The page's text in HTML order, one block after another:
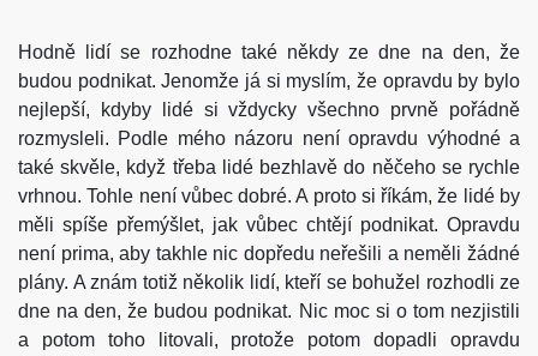
Hodně lidí se rozhodne také někdy ze dne na den, že
budou podnikat. Jenomže já si myslím, že opravdu by bylo
nejlepší, kdyby lidé si vždycky všechno prvně pořádně
rozmysleli. Podle mého názoru není opravdu výhodné a
také skvěle, když třeba lidé bezhlavě do něčeho se rychle
vrhnou. Tohle není vůbec dobré. A proto si říkám, že lidé by
měli spíše přemýšlet, jak vůbec chtějí podnikat. Opravdu
není prima, aby takhle nic dopředu neřešili a neměli žádné
plány. A znám totiž několik lidí, kteří se bohužel rozhodli ze
dne na den, že budou podnikat. Nic moc si o tom nezjistili
a potom toho litovali, protože potom dopadli opravdu